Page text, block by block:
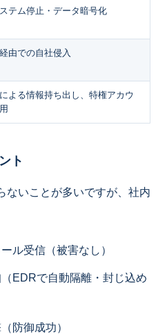
テム停止・データ暗号化
由での自社侵入
よる情報持ち出し、特権アカウ
ト
ないことが多いですが、社内
ル受信（被害なし）
EDRで自動隔離・封じ込め
防御成功）